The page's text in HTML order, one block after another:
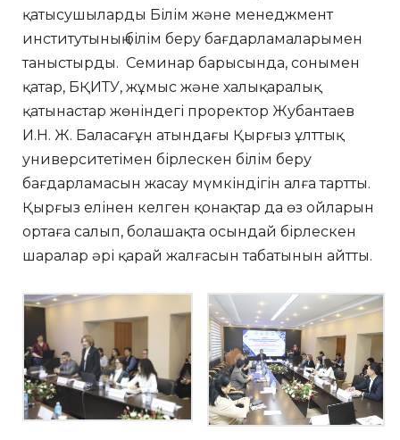
қатысушыларды Білім және менеджмент
институтының білім беру бағдарламаларымен
таныстырды. Семинар барысында, сонымен
қатар, БҚИТУ, жұмыс және халықаралық
қатынастар жөніндегі проректор Жубантаев
И.Н. Ж. Баласағұн атындағы Қырғыз ұлттық
университетімен бірлескен білім беру
бағдарламасын жасау мүмкіндігін алға тартты.
Қырғыз елінен келген қонақтар да өз ойларын
ортаға салып, болашақта осындай бірлескен
шаралар әрі қарай жалғасын табатынын айтты.